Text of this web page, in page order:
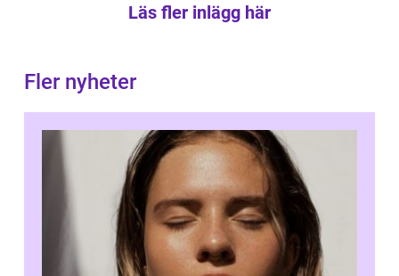
Läs fler inlägg här
Fler nyheter